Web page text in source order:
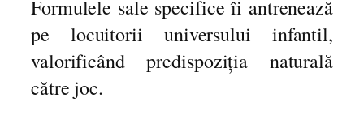
r
i
p
n
Formulele sale specifice îi antrenează
pe locuitorii universului infantil,
valorificând predispoziția naturală
către joc.